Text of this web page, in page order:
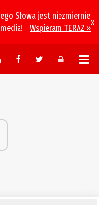
Słowa jest niezmiernie
Wspieram TERAZ »
x